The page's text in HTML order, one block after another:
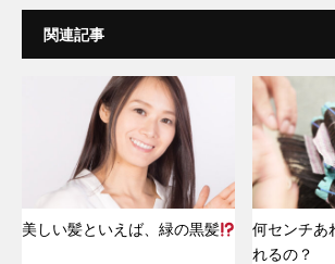
関連記事
美しい髪といえば、緑の黒髪
何センチあ
れるの？